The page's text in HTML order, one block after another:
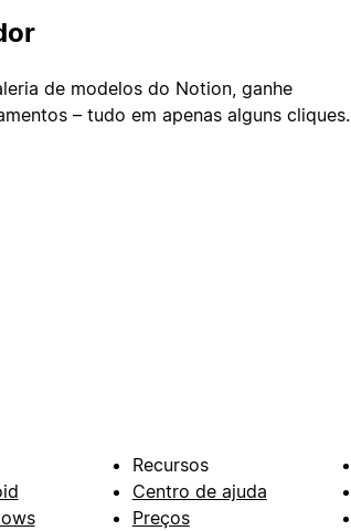
de modelos do Notion, ganhe
– tudo em apenas alguns cliques.
Recursos
Centro de ajuda
Preços